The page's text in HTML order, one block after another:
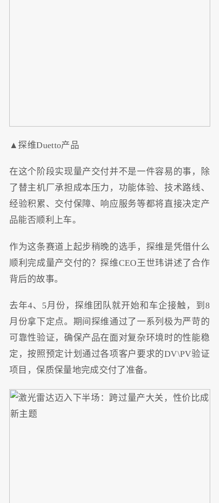
▲探维Duetto产品
在这个阶段实现量产交付并不是一件容易的事，除
了替主机厂承担成本压力，功能体验、技术路线、
经验积累、交付保障、响应服务等都将直接决定产
品能否顺利上车。
作为这条赛道上起步稍晚的选手，探维是凭借什么
顺利完成量产交付的？探维CEO王世玮讲述了合作
背后的故事。
去年4、5月份，探维团队就开始和车企接触，到8
月份拿下定点。期间探维通过了一系列极为严苛的
可靠性验证，确保产品在面对复杂环境时的性能稳
定，按照预定计划通过各项客户要求的DV\PV验证
项目，保质保量地完成交付了准备。